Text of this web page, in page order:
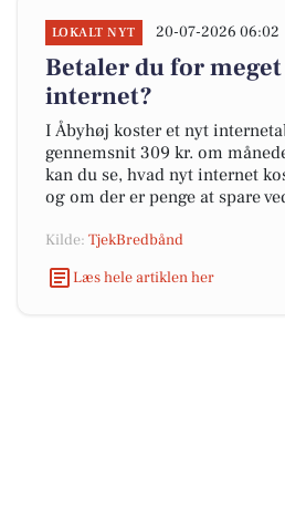
LOKALT NYT 20-07-2026 06:02
Betaler du for
internet?
I Åbyhøj koster et nyt
gennemsnit 309 kr. om
kan du se, hvad nyt internet
og om der er penge at spare
Kilde: TjekBredbånd
Læs hele artiklen her